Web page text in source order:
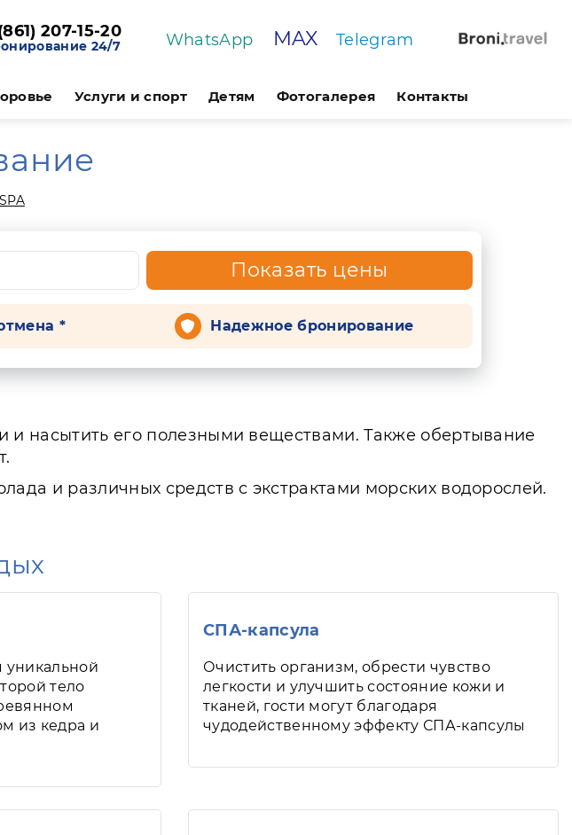
207-15-20
24/7 WhatsApp MAX Telegram
Услуги и спорт Детям Фотогалерея Контакты
SPA
Показать цены
* Надежное бронирование
насытить его полезными веществами. Также обертывание
и различных средств с экстрактами морских водорослей.
уникальной
тело
из кедра и
СПА-капсула
Очистить организм, обрести чувство
легкости и улучшить состояние кожи и
тканей, гости могут благодаря
чудодейственному эффекту СПА-капсулы